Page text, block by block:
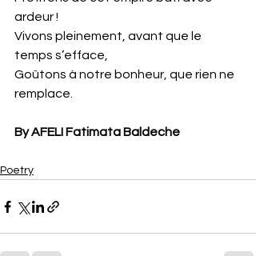
ardeur !
Vivons pleinement, avant que le
temps s’efface,
Goûtons à notre bonheur, que rien ne
remplace.
By AFELI Fatimata Baldeche
Poetry